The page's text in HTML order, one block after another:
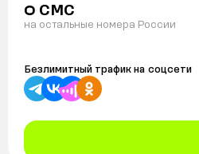
0 СМС
на остальные номера России
Безлимитный трафик на соцсети